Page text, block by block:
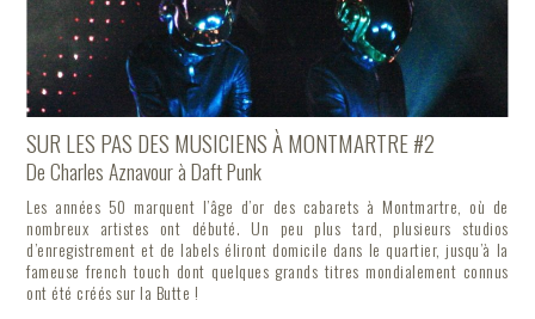
SUR LES PAS DES MUSICIENS À MONTMARTRE #2
De Charles Aznavour à Daft Punk
Les années 50 marquent l’âge d’or des cabarets à Montmartre, où de
nombreux artistes ont débuté. Un peu plus tard, plusieurs studios
d’enregistrement et de labels éliront domicile dans le quartier, jusqu’à la
fameuse french touch dont quelques grands titres mondialement connus
ont été créés sur la Butte !